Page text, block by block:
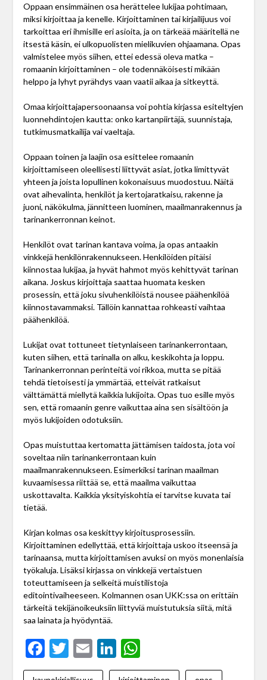
Oppaan ensimmäinen osa herättelee lukijaa pohtimaan,
miksi kirjoittaa ja kenelle. Kirjoittaminen tai kirjailijuus voi
tarkoittaa eri ihmisille eri asioita, ja on tärkeää määritellä ne
itsestä käsin, ei ulkopuolisten mielikuvien ohjaamana. Opas
valmistelee myös siihen, ettei edessä oleva matka –
romaanin kirjoittaminen – ole todennäköisesti mikään
helppo ja lyhyt pyrähdys vaan vaatii aikaa ja sitkeyttä.
Omaa kirjoittajapersoonaansa voi pohtia kirjassa esiteltyjen
luonnehdintojen kautta: onko kartanpiirtäjä, suunnistaja,
tutkimusmatkailija vai vaeltaja.
Oppaan toinen ja laajin osa esittelee romaanin
kirjoittamiseen oleellisesti liittyvät asiat, jotka limittyvät
yhteen ja joista lopullinen kokonaisuus muodostuu. Näitä
ovat aihevalinta, henkilöt ja kertojaratkaisu, rakenne ja
juoni, näkökulma, jännitteen luominen, maailmanrakennus ja
tarinankerronnan keinot.
Henkilöt ovat tarinan kantava voima, ja opas antaakin
vinkkejä henkilönrakennukseen. Henkilöiden pitäisi
kiinnostaa lukijaa, ja hyvät hahmot myös kehittyvät tarinan
aikana. Joskus kirjoittaja saattaa huomata kesken
prosessin, että joku sivuhenkilöistä nousee päähenkilöä
kiinnostavammaksi. Tällöin kannattaa rohkeasti vaihtaa
päähenkilöä.
Lukijat ovat tottuneet tietynlaiseen tarinankerrontaan,
kuten siihen, että tarinalla on alku, keskikohta ja loppu.
Tarinankerronnan perinteitä voi rikkoa, mutta se pitää
tehdä tietoisesti ja ymmärtää, etteivät ratkaisut
välttämättä miellytä kaikkia lukijoita. Opas tuo esille myös
sen, että romaanin genre vaikuttaa aina sen sisältöön ja
myös lukijoiden odotuksiin.
Opas muistuttaa kertomatta jättämisen taidosta, jota voi
soveltaa niin tarinankerrontaan kuin
maailmanrakennukseen. Esimerkiksi tarinan maailman
kuvaamisessa riittää se, että maailma vaikuttaa
uskottavalta. Kaikkia yksityiskohtia ei tarvitse kuvata tai
tietää.
Kirjan kolmas osa keskittyy kirjoitusprosessiin.
Kirjoittaminen edellyttää, että kirjoittaja uskoo itseensä ja
tarinaansa, mutta kirjoittamisen avuksi on myös monenlaisia
työkaluja. Lisäksi kirjassa on vinkkejä vertaistuen
toteuttamiseen ja selkeitä muistilistoja
editointivaiheeseen. Kolmannen osan UKK:ssa on erittäin
tärkeitä tekijänoikeuksiin liittyviä muistutuksia siitä, mitä
saa lainata ja hyödyntää.
Facebook
Twitter
EmailLinkedIn
WhatsApp